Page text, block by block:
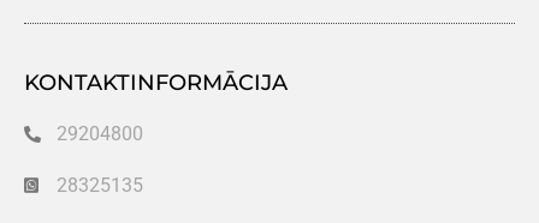
KONTAKTINFORMĀCIJA
29204800
28325135